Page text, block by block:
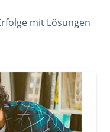
mit Lösungen